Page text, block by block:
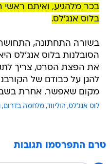
בכר מלהגיע, ואיתם ראשי
בלוס אנג'לס.
בשורה התחתונה,
הסובלנות בלוס אנג'לס
את הפצת הסרט, צריך
להגן על כבודם של
מקום שאפשר. אחרת
לוס אנג'לס הוליווד מלחמה בדרום
טרם התפרסמו תגובות